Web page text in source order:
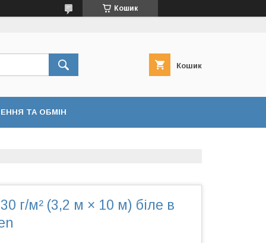
Кошик
Кошик
ТА ОБМІН
г/м² (3,2 м × 10 м) біле в